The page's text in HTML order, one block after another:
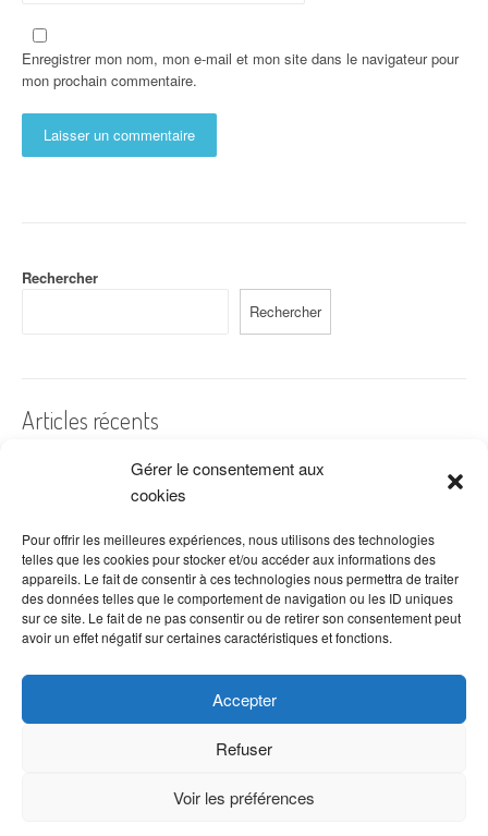
Gérer le consentement aux
cookies
Pour offrir les meilleures expériences, nous utilisons des technologies
telles que les cookies pour stocker et/ou accéder aux informations des
appareils. Le fait de consentir à ces technologies nous permettra de traiter
des données telles que le comportement de navigation ou les ID uniques
sur ce site. Le fait de ne pas consentir ou de retirer son consentement peut
avoir un effet négatif sur certaines caractéristiques et fonctions.
Accepter
Refuser
Voir les préférences
Enregistrer mon nom, mon e-mail et mon site dans le navigateur pour
mon prochain commentaire.
Rechercher
Rechercher
Articles récents
A quelles dates de l’année offre-t-on des fleurs ?
Les fleurs préférées des Français
Combien de fois arroser un cactus ?
Quelles fleurs offrir pour la fête des mères ?
Idées de décoration avec fleurs séchées